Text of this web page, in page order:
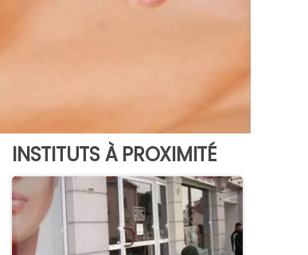
INSTITUTS À PROXIMITÉ